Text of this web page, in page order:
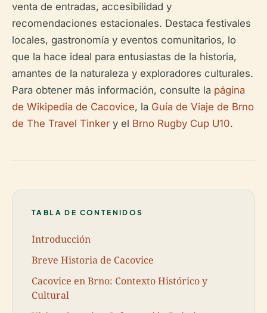
venta de entradas, accesibilidad y
recomendaciones estacionales. Destaca festivales
locales, gastronomía y eventos comunitarios, lo
que la hace ideal para entusiastas de la historia,
amantes de la naturaleza y exploradores culturales.
Para obtener más información, consulte la página
de Wikipedia de Cacovice, la Guía de Viaje de Brno
de The Travel Tinker y el Brno Rugby Cup U10.
TABLA DE CONTENIDOS
Introducción
Breve Historia de Cacovice
Cacovice en Brno: Contexto Histórico y
Cultural